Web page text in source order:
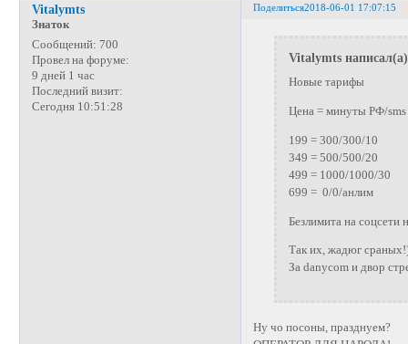
Поделиться2018-06-01 17:07:15
Vitalymts
Знаток
Сообщений: 700
Провел на форуме:
9 дней 1 час
Последний визит:
Сегодня 10:51:28
Vitalymts
Новые тарифы
Цена = минуты РФ/
199 = 300/300/10
349 = 500/500/20
499 = 1000/1000/30
699 = 0/0/анлим
Безлимита на соцсети
Так их, жадюг
За danycom и двор
Ну чо посоны, празднуем?